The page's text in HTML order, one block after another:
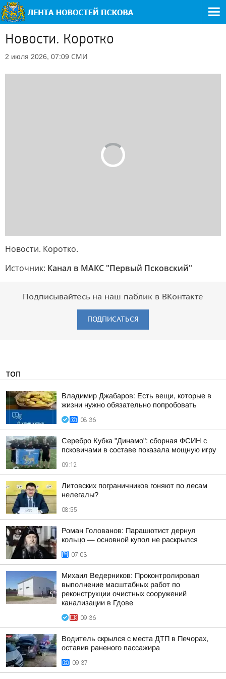
Новости. Коротко
2 июля 2026, 07:09 СМИ
Новости. Коротко.
Источник: Канал в МАКС "Первый Псковский"
Подписывайтесь на наш паблик в ВКонтакте
ПОДПИСАТЬСЯ
ТОП
Владимир Джабаров: Есть вещи, которые в
жизни нужно обязательно попробовать
08:36
Серебро Кубка "Динамо": сборная ФСИН с
псковичами в составе показала мощную игру
09:12
Литовских пограничников гоняют по лесам
нелегалы?
08:55
Роман Голованов: Парашютист дернул
кольцо — основной купол не раскрылся
07:03
Михаил Ведерников: Проконтролировал
выполнение масштабных работ по
реконструкции очистных сооружений
канализации в Гдове
09:36
Водитель скрылся с места ДТП в Печорах,
оставив раненого пассажира
09:37